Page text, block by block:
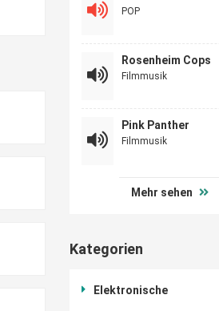
POP
Rosenheim Cops
Filmmusik
Pink Panther
Filmmusik
Mehr sehen
Kategorien
Elektronische